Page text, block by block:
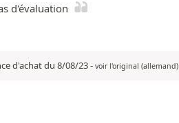
d'évaluation
d'achat du 8/08/23- voir l'original (allemand)